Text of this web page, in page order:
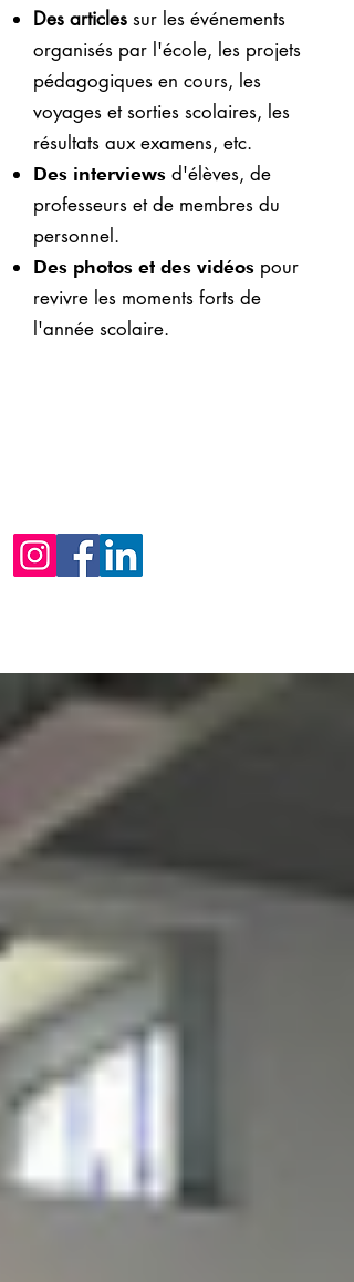
Des articles sur les événements
organisés par l'école, les projets
pédagogiques en cours, les
voyages et sorties scolaires, les
résultats aux examens, etc.
Des interviews d'élèves, de
professeurs et de membres du
personnel.
Des photos et des vidéos pour
revivre les moments forts de
l'année scolaire.